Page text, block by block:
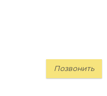
Позвонить